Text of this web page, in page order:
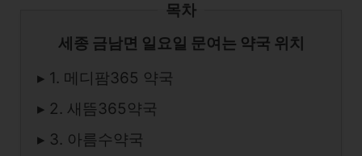
목차
세종 금남면 일요일 문여는 약국 위치
▸ 1. 메디팜365 약국
▸ 2. 새뜸365약국
▸ 3. 아름수약국